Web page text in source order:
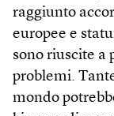
raggiunto
europee e
sono riuscite a
problemi.
mondo